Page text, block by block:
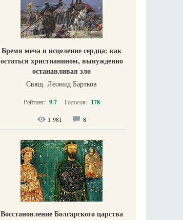
Бремя меча и исцеление сердца: как
остаться христианином, вынужденно
останавливая зло
Свящ. Леонид Бартков
Рейтинг: 9.7 Голосов: 178
1 981 8
Восстановление Болгарского царства